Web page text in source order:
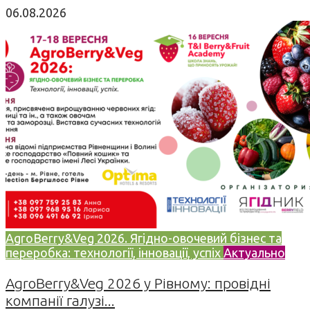
06.08.2026
AgroBerry&Veg 2026. Ягідно-овочевий бізнес та
переробка: технології, інновації, успіх Актуально
AgroBerry&Veg 2026 у Рівному: провідні
компанії галузі...